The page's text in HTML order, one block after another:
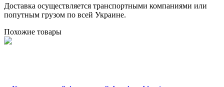
Доставка осуществляется транспортными компаниями или
попутным грузом по всей Украине.
Похожие товары